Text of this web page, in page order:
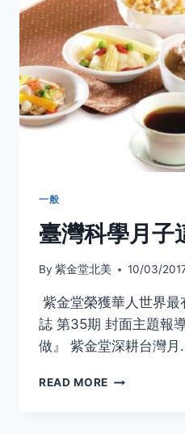
【星
島
日
報】
2018.2.24
星
島
1214
故
事
專
報
導
一般
臺灣科學月子
By 紫金堂北美 10/03/
紫金堂榮獲華人世界
誌 第35期 封面主題報
做』 紫金堂深耕台灣
READ MORE 臺